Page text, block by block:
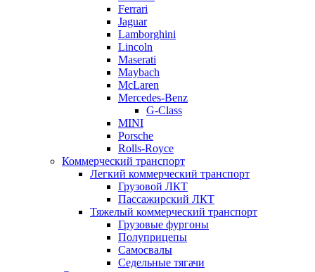
Ferrari
Jaguar
Lamborghini
Lincoln
Maserati
Maybach
McLaren
Mercedes-Benz
G-Class
MINI
Porsche
Rolls-Royce
Коммерческий транспорт
Легкий коммерческий транспорт
Грузовой ЛКТ
Пассажирский ЛКТ
Тяжелый коммерческий транспорт
Грузовые фургоны
Полуприцепы
Самосвалы
Седельные тягачи